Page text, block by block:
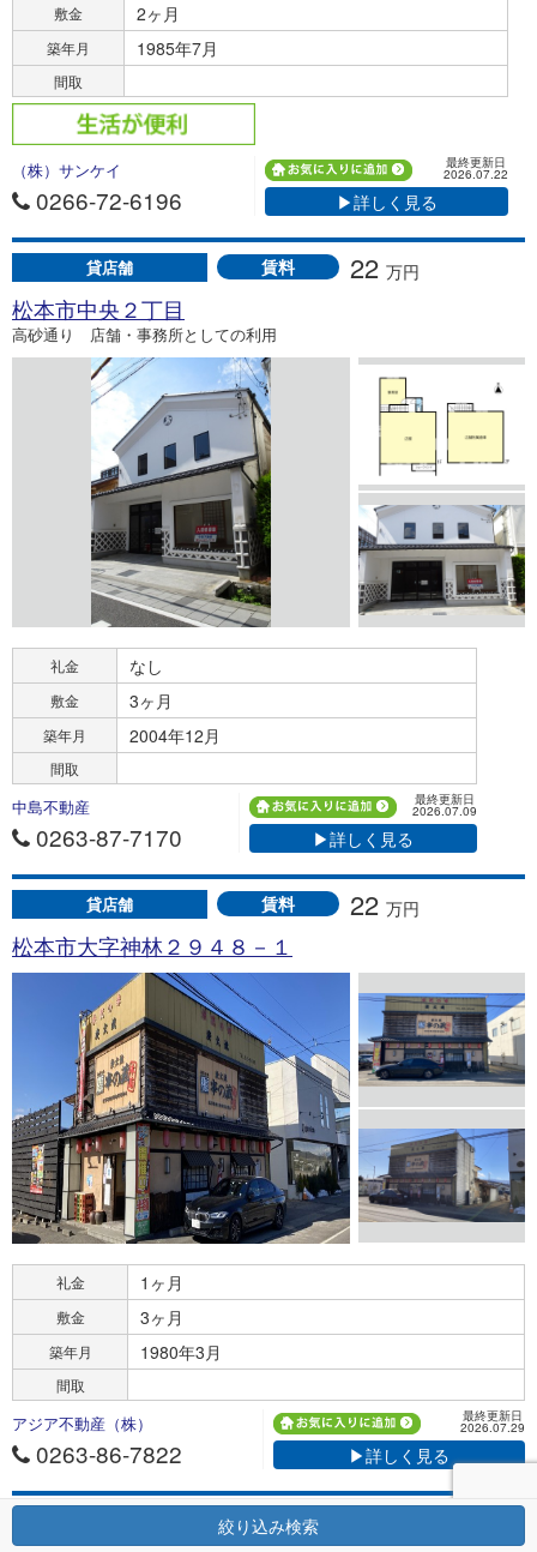
敷金 2ヶ月
築年月 1985年7月
間取
（株）サンケイ
0266-72-6196
最終更新日
2026.07.22
▶詳しく見る
貸店舗 賃料 22 万円
松本市中央２丁目
高砂通り 店舗・事務所としての利用
礼金 なし
敷金 3ヶ月
築年月 2004年12月
間取
中島不動産
0263-87-7170
最終更新日
2026.07.09
▶詳しく見る
貸店舗 賃料 22 万円
松本市大字神林２９４８－１
礼金 1ヶ月
敷金 3ヶ月
築年月 1980年3月
間取
アジア不動産（株）
0263-86-7822
最終更新日
2026.07.29
▶詳しく見る
賃料
絞り込み検索